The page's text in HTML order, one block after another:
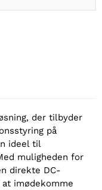
der tilbyder
på
ideel til
muligheden for
direkte DC-
imødekomme